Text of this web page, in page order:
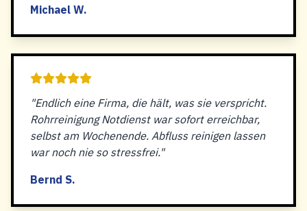
Michael W.
"Endlich eine Firma, die hält, was sie verspricht.
Rohrreinigung Notdienst war sofort erreichbar,
selbst am Wochenende. Abfluss reinigen lassen
war noch nie so stressfrei."
Bernd S.